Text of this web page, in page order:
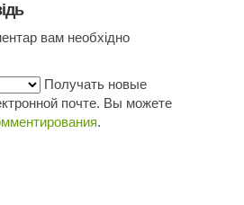
вам необхідно
Получать новые
почте. Вы можете
.